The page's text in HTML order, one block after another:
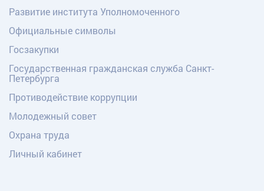
Развитие института Уполномоченного
Официальные символы
Госзакупки
Государственная гражданская служба Санкт-
Петербурга
Противодействие коррупции
Молодежный совет
Охрана труда
Личный кабинет